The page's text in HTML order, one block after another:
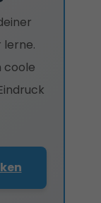
lerne.
coole